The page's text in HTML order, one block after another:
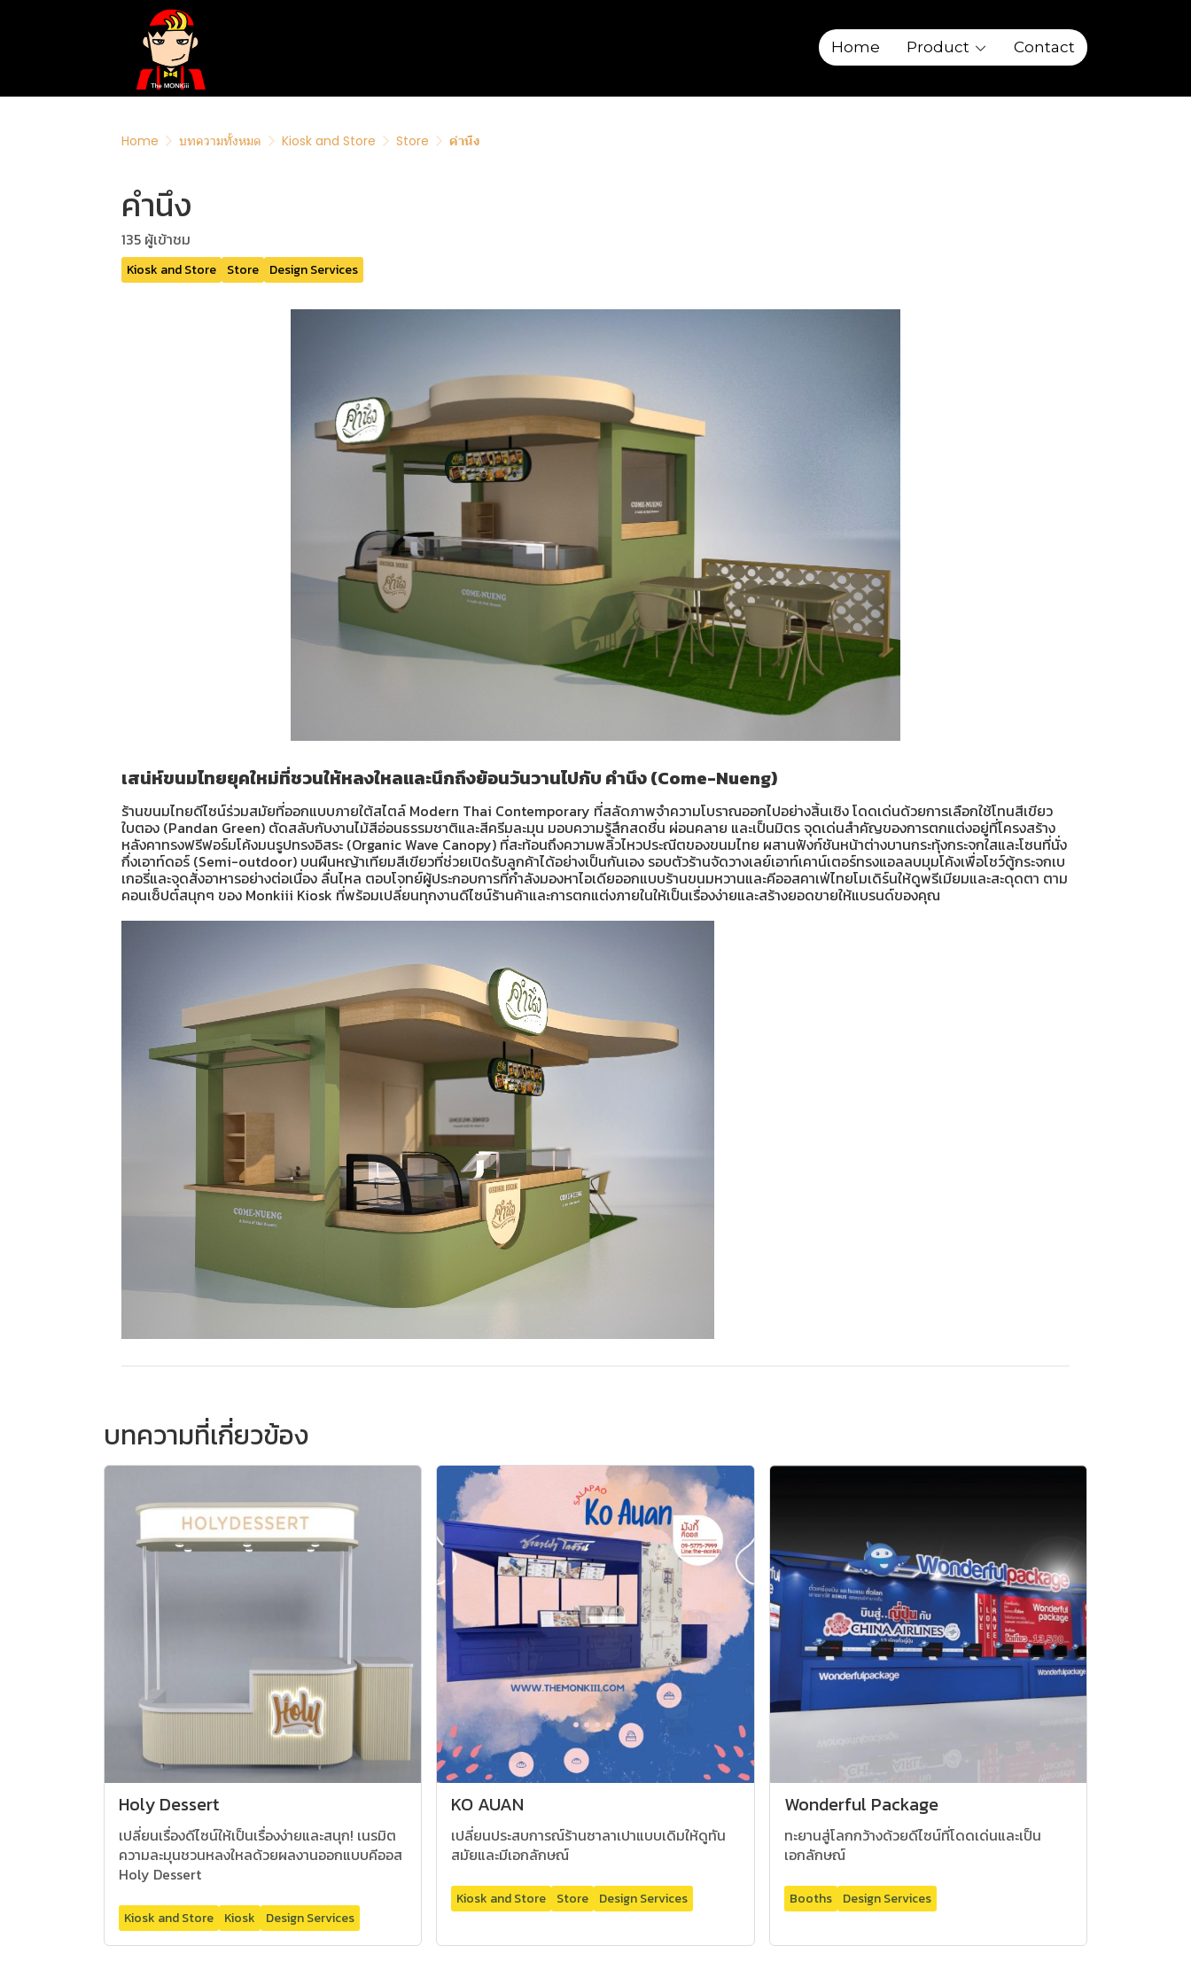
Home Product Contact
Home บทความทั้งหมด Kiosk and Store Store คำนึง
คำนึง
135 ผู้เข้าชม
Kiosk and Store Store Design Services
เสน่ห์ขนมไทยยุคใหม่ที่ชวนให้หลงใหลและนึกถึงย้อนวันวานไปกับ คำนึง (Come-Nueng)
ร้านขนมไทยดีไซน์ร่วมสมัยที่ออกแบบภายใต้สไตล์ Modern Thai Contemporary ที่สลัดภาพจำความโบราณออกไปอย่างสิ้นเชิง โดดเด่นด้วยการเลือกใช้โทนสีเขียว
ใบตอง (Pandan Green) ตัดสลับกับงานไม้สีอ่อนธรรมชาติและสีครีมละมุน มอบความรู้สึกสดชื่น ผ่อนคลาย และเป็นมิตร จุดเด่นสำคัญของการตกแต่งอยู่ที่โครงสร้าง
หลังคาทรงฟรีฟอร์มโค้งมนรูปทรงอิสระ (Organic Wave Canopy) ที่สะท้อนถึงความพลิ้วไหวประณีตของขนมไทย ผสานฟังก์ชันหน้าต่างบานกระทุ้งกระจกใสและโซนที่นั่ง
กึ่งเอาท์ดอร์ (Semi-outdoor) บนผืนหญ้าเทียมสีเขียวที่ช่วยเปิดรับลูกค้าได้อย่างเป็นกันเอง รอบตัวร้านจัดวางเลย์เอาท์เคาน์เตอร์ทรงแอลลบมุมโค้งเพื่อโชว์ตู้กระจกเบ
เกอรี่และจุดสั่งอาหารอย่างต่อเนื่อง ลื่นไหล ตอบโจทย์ผู้ประกอบการที่กำลังมองหาไอเดียออกแบบร้านขนมหวานและคีออสคาเฟ่ไทยโมเดิร์นให้ดูพรีเมียมและสะดุดตา ตาม
คอนเซ็ปต์สนุกๆ ของ Monkiii Kiosk ที่พร้อมเปลี่ยนทุกงานดีไซน์ร้านค้าและการตกแต่งภายในให้เป็นเรื่องง่ายและสร้างยอดขายให้แบรนด์ของคุณ
บทความที่เกี่ยวข้อง
Holy Dessert
เปลี่ยนเรื่องดีไซน์ให้เป็นเรื่องง่ายและสนุก! เนรมิต
ความละมุนชวนหลงใหลด้วยผลงานออกแบบคีออส
Holy Dessert
Kiosk and Store Kiosk Design Services
KO AUAN
เปลี่ยนประสบการณ์ร้านซาลาเปาแบบเดิมให้ดูทัน
สมัยและมีเอกลักษณ์
Kiosk and Store Store Design Services
Wonderful Package
ทะยานสู่โลกกว้างด้วยดีไซน์ที่โดดเด่นและเป็น
เอกลักษณ์
Booths Design Services